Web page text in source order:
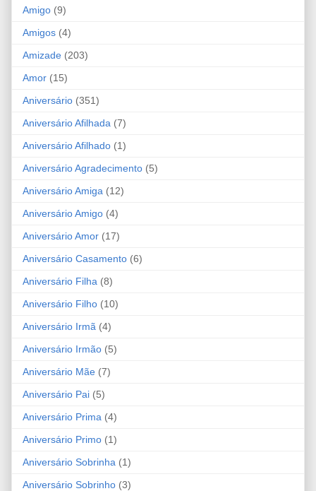
Amigo (9)
Amigos (4)
Amizade (203)
Amor (15)
Aniversário (351)
Aniversário Afilhada (7)
Aniversário Afilhado (1)
Aniversário Agradecimento (5)
Aniversário Amiga (12)
Aniversário Amigo (4)
Aniversário Amor (17)
Aniversário Casamento (6)
Aniversário Filha (8)
Aniversário Filho (10)
Aniversário Irmã (4)
Aniversário Irmão (5)
Aniversário Mãe (7)
Aniversário Pai (5)
Aniversário Prima (4)
Aniversário Primo (1)
Aniversário Sobrinha (1)
Aniversário Sobrinho (3)